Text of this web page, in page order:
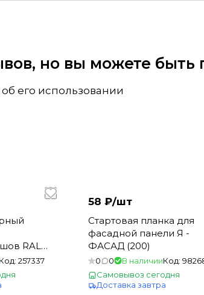
но вы можете
его использовании
RAL
Код: 257337
58 ₽/шт
Стартовая планка для
фасадной панели Я -
ФАСАД (200)
0 0 В наличииКод:
Самовывоз сегодня
Доставка завтра